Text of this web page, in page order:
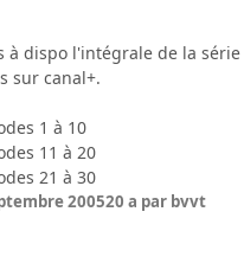
à dispo l'intégrale de la série
sur canal+.
1 à 10
11 à 20
21 à 30
200520 a par bvvt